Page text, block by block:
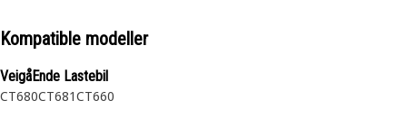
Kompatible modeller
VeigåEnde Lastebil
CT680CT681CT660